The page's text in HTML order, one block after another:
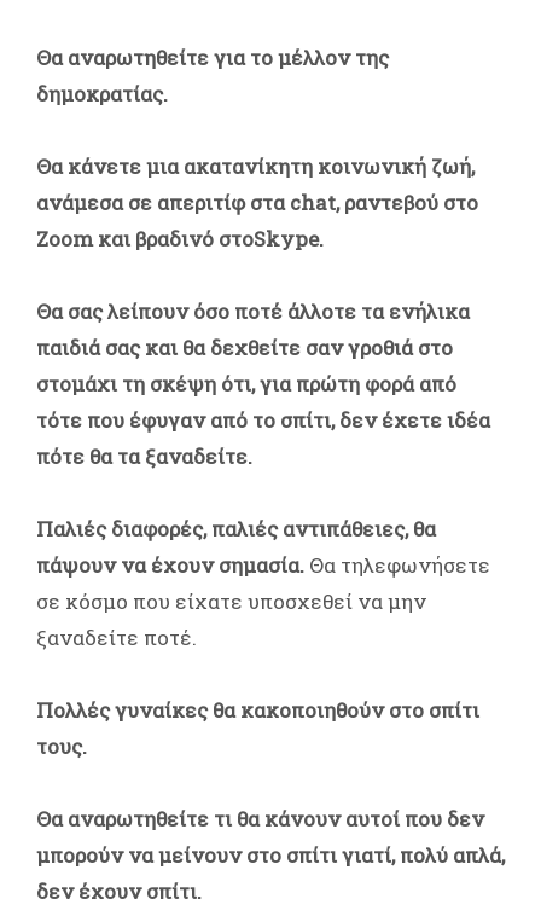
Θα αναρωτηθείτε για το μέλλον της
δημοκρατίας.
Θα κάνετε μια ακατανίκητη κοινωνική ζωή,
ανάμεσα σε απεριτίφ στα chat, ραντεβού στο
Zoom και βραδινό στοSkype.
Θα σας λείπουν όσο ποτέ άλλοτε τα ενήλικα
παιδιά σας και θα δεχθείτε σαν γροθιά στο
στομάχι τη σκέψη ότι, για πρώτη φορά από
τότε που έφυγαν από το σπίτι, δεν έχετε ιδέα
πότε θα τα ξαναδείτε.
Παλιές διαφορές, παλιές αντιπάθειες, θα
πάψουν να έχουν σημασία. Θα τηλεφωνήσετε
σε κόσμο που είχατε υποσχεθεί να μην
ξαναδείτε ποτέ.
Πολλές γυναίκες θα κακοποιηθούν στο σπίτι
τους.
Θα αναρωτηθείτε τι θα κάνουν αυτοί που δεν
μπορούν να μείνουν στο σπίτι γιατί, πολύ απλά,
δεν έχουν σπίτι.